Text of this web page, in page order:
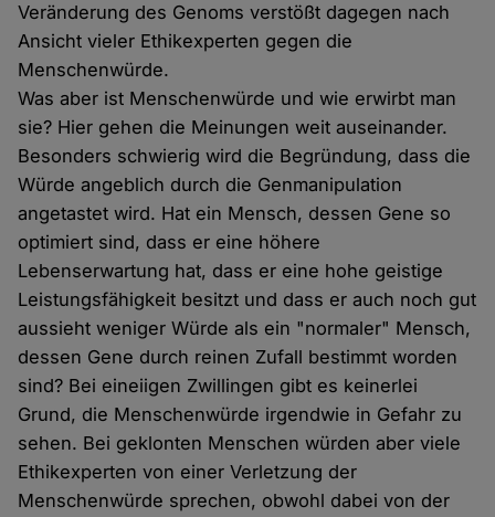
Veränderung des Genoms verstößt dagegen nach
Ansicht vieler Ethikexperten gegen die
Menschenwürde.
Was aber ist Menschenwürde und wie erwirbt man
sie? Hier gehen die Meinungen weit auseinander.
Besonders schwierig wird die Begründung, dass die
Würde angeblich durch die Genmanipulation
angetastet wird. Hat ein Mensch, dessen Gene so
optimiert sind, dass er eine höhere
Lebenserwartung hat, dass er eine hohe geistige
Leistungsfähigkeit besitzt und dass er auch noch gut
aussieht weniger Würde als ein "normaler" Mensch,
dessen Gene durch reinen Zufall bestimmt worden
sind? Bei eineiigen Zwillingen gibt es keinerlei
Grund, die Menschenwürde irgendwie in Gefahr zu
sehen. Bei geklonten Menschen würden aber viele
Ethikexperten von einer Verletzung der
Menschenwürde sprechen, obwohl dabei von der